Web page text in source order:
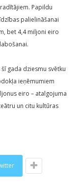
Papildu
palielināšanai
bet 4,4 miljoni eiro
gada dziesmu svētku
ieņēmumiem
eiro – atalgojuma
un citu kultūras